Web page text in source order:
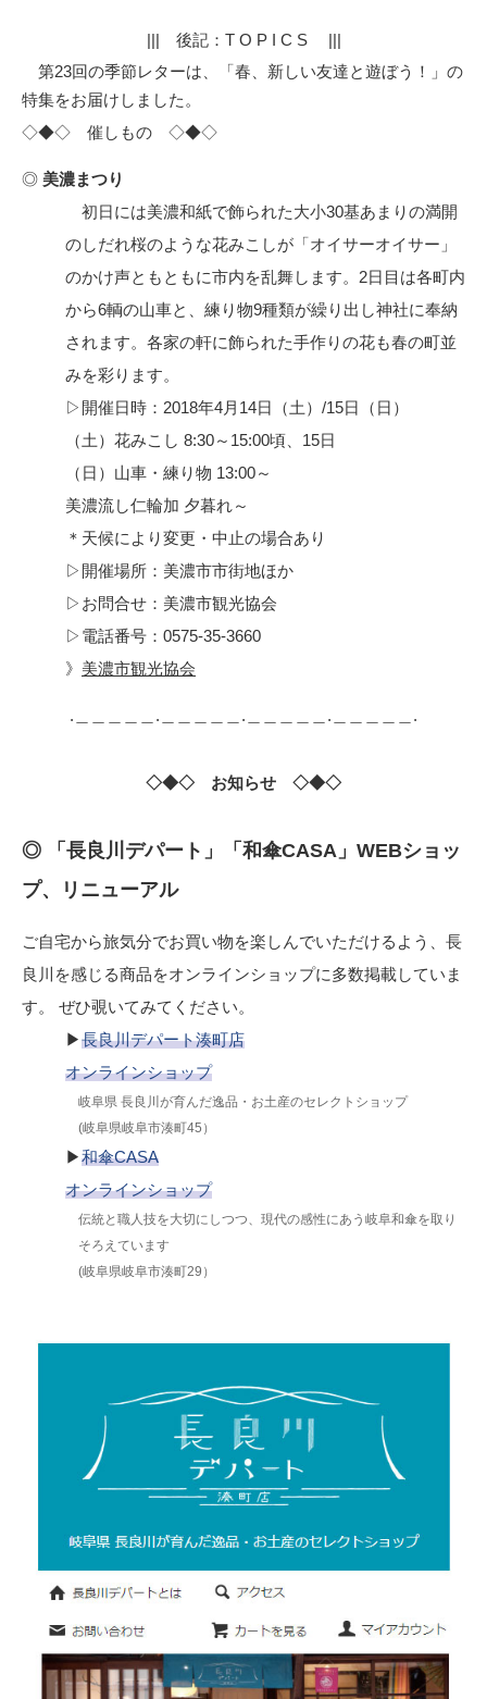
||| 後記：T O P I C S |||
第23回の季節レターは、「春、新しい友達と遊ぼう！」の
特集をお届けしました。
◇◆◇ 催しもの ◇◆◇
◎ 美濃まつり
初日には美濃和紙で飾られた大小30基あまりの満開
のしだれ桜のような花みこしが「オイサーオイサー」
のかけ声ともともに市内を乱舞します。2日目は各町内
から6輌の山車と、練り物9種類が繰り出し神社に奉納
されます。各家の軒に飾られた手作りの花も春の町並
みを彩ります。
▷開催日時：2018年4月14日（土）/15日（日）
（土）花みこし 8:30～15:00頃、15日
（日）山車・練り物 13:00～
美濃流し仁輪加 夕暮れ～
＊天候により変更・中止の場合あり
▷開催場所：美濃市市街地ほか
▷お問合せ：美濃市観光協会
▷電話番号：0575-35-3660
》 美濃市観光協会
.＿＿＿＿＿.＿＿＿＿＿.＿＿＿＿＿.＿＿＿＿＿.
◇◆◇ お知らせ ◇◆◇
◎ 「長良川デパート」「和傘CASA」WEBショッ
プ、リニューアル
ご自宅から旅気分でお買い物を楽しんでいただけるよう、長
良川を感じる商品をオンラインショップに多数掲載していま
す。 ぜひ覗いてみてください。
▶長良川デパート湊町店
オンラインショップ
岐阜県 長良川が育んだ逸品・お土産のセレクトショップ
(岐阜県岐阜市湊町45）
▶和傘CASA
オンラインショップ
伝統と職人技を大切にしつつ、現代の感性にあう岐阜和傘を取り
そろえています
(岐阜県岐阜市湊町29）